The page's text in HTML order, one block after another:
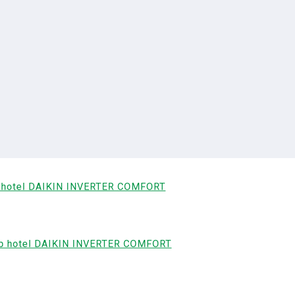
DAIKIN INVERTER COMFORT
DAIKIN INVERTER COMFORT